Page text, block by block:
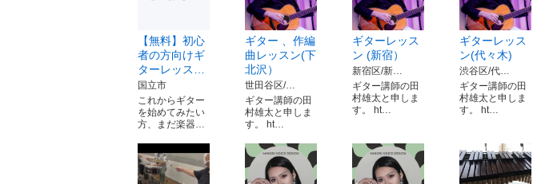
【無料】初心
者の方向けギ
ターレッス…
国立市
これからギター
を始めてみたい
方、まだ楽器…
ギター 、作編
曲レッスン(下
北沢）
世田谷区/…
ギター講師の田
村雄太と申しま
す。 ht…
ギターレッス
ン (新宿）
新宿区/新…
ギター講師の田
村雄太と申しま
す。 ht…
ギターレッス
ン(代々木)
渋谷区/代…
ギター講師の田
村雄太と申しま
す。 ht…